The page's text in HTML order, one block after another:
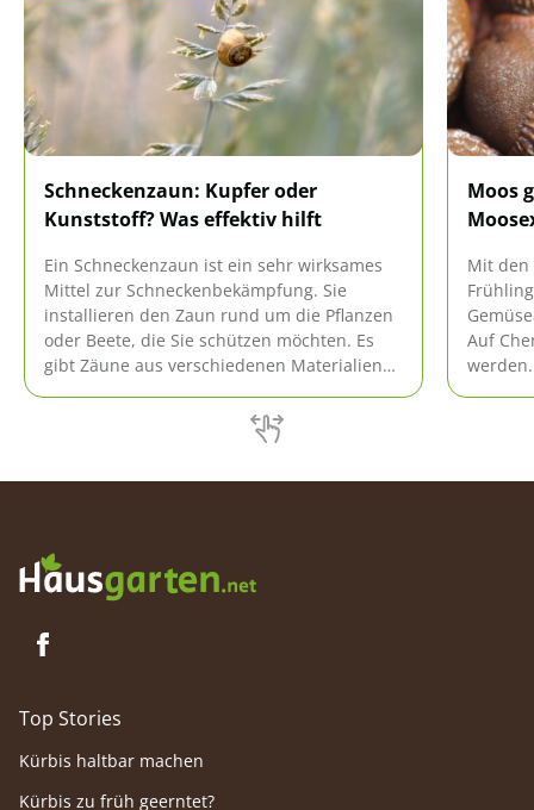
Schneckenzaun: Kupfer oder
Kunststoff? Was effektiv hilft
Ein Schneckenzaun ist ein sehr wirksames
Mittel zur Schneckenbekämpfung. Sie
installieren den Zaun rund um die Pflanzen
oder Beete, die Sie schützen möchten. Es
gibt Zäune aus verschiedenen Materialien
häufig angeboten werden.
Moos
Mit den
Auf
Top Stories
Kürbis haltbar machen
Kürbis zu früh geerntet?